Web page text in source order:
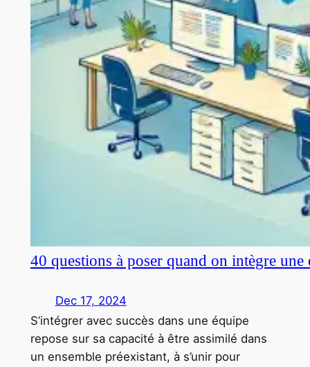
40 questions à poser quand on intègre
Dec 17, 2024
S’intégrer avec succès dans une équipe
repose sur sa capacité à être assimilé dans
un ensemble préexistant, à s’unir pour